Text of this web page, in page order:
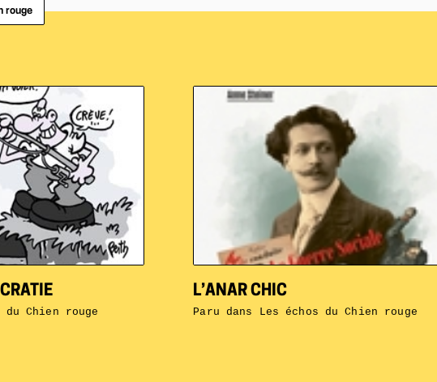
rouge
du Chien rouge
L’ANAR CHIC
Paru dans Les échos du Chien rouge